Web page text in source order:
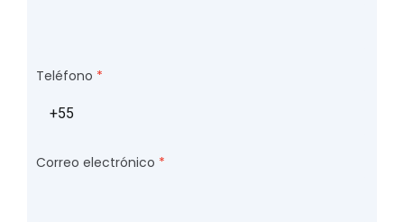
Teléfono
Correo electrónico